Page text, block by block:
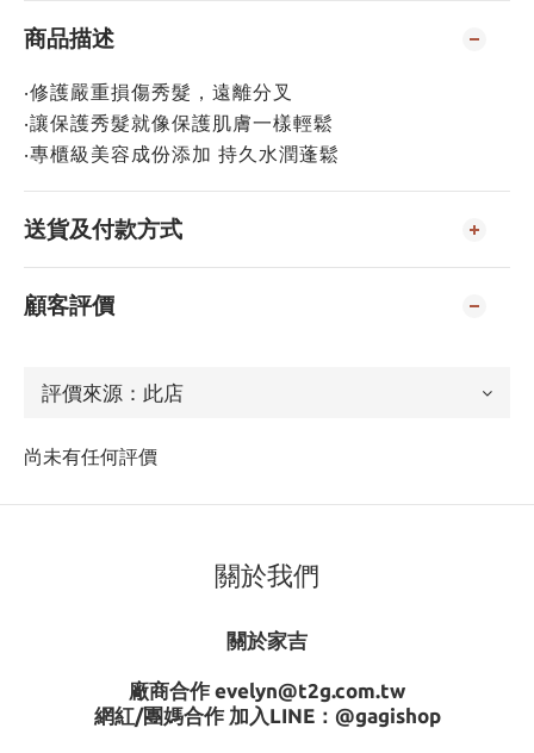
商品描述
‧修護嚴重損傷秀髮，遠離分叉
‧讓保護秀髮就像保護肌膚一樣輕鬆
‧專櫃級美容成份添加 持久水潤蓬鬆
送貨及付款方式
顧客評價
尚未有任何評價
關於我們
關於家吉
廠商合作 evelyn@t2g.com.tw
網紅/團媽合作 加入LINE： @gagishop